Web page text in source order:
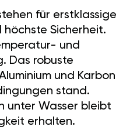
für erstklassige
Sicherheit.
und
Das robuste
und Karbon
stand.
unter Wasser bleibt
erhalten.